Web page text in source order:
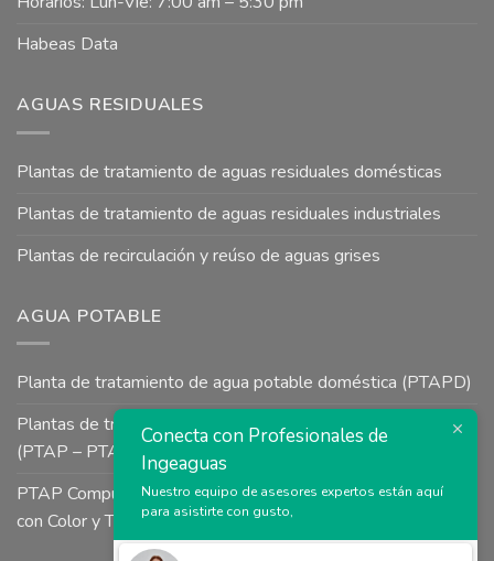
Habeas Data
AGUAS RESIDUALES
Plantas de tratamiento de aguas residuales domésticas
Plantas de tratamiento de aguas residuales industriales
Plantas de recirculación y reúso de aguas grises
AGUA POTABLE
Planta de tratamiento de agua potable doméstica (PTAPD)
Plantas de tratamiento de agua potable para uso industrial
(PTAP – PTAI)
PTAP Compuesta a Presión tipo Uso Colectivo para Aguas
con Color y Turbiedad
Conecta con Profesionales de
Ingeaguas
Nuestro equipo de asesores expertos están aquí
para asistirte con gusto,